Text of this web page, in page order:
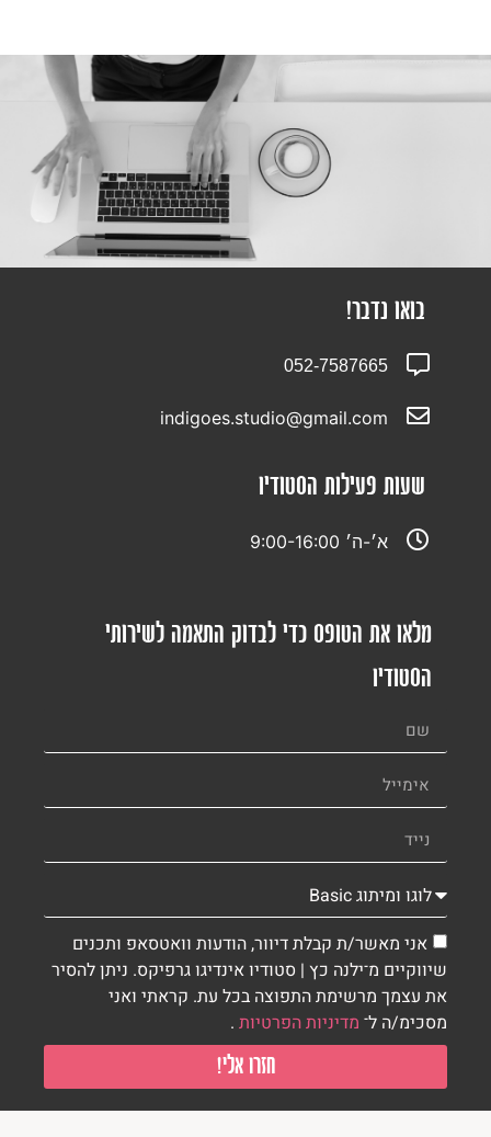
בואו נדבר!
052-7587665
indigoes.studio@gmail.com
שעות פעילות הסטודיו
א׳-ה׳ 9:00-16:00
מלאו את הטופס כדי לבדוק התאמה לשירותי
הסטודיו
אני מאשר/ת קבלת דיוור, הודעות וואטסאפ ותכנים
שיווקיים מ־ילנה כץ | סטודיו אינדיגו גרפיקס. ניתן להסיר
את עצמך מרשימת התפוצה בכל עת. קראתי ואני
מסכימ/ה ל־ מדיניות הפרטיות .
חזרו אלי!